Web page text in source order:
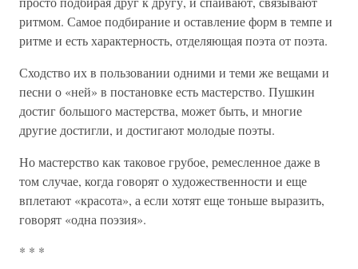
ритмом. Самое подбирание и оставление форм в темпе и
ритме и есть характерность, отделяющая поэта от поэта.
Сходство их в пользовании одними и теми же вещами и
песни о «ней» в постановке есть мастерство. Пушкин
достиг большого мастерства, может быть, и многие
другие достигли, и достигают молодые поэты.
Но мастерство как таковое грубое, ремесленное даже в
том случае, когда говорят о художественности и еще
вплетают «красота», а если хотят еще тоньше выразить,
говорят «одна поэзия».
* * *